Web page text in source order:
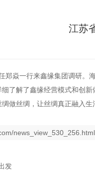
江苏
郑焱一行来鑫缘集团调研。
了解了鑫缘经营模式和创
做丝绸，让丝绸真正融入
news_view_530_256.html
发